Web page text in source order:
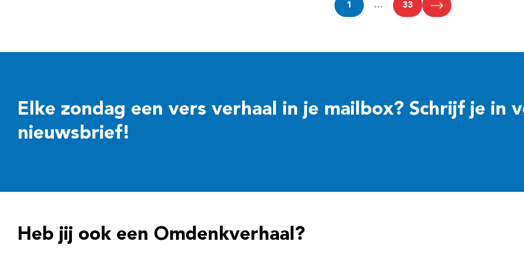
1 … 33
Elke zondag een vers verhaal in je mailbox? Schrijf je in
nieuwsbrief!
Heb jij ook een Omdenkverhaal?